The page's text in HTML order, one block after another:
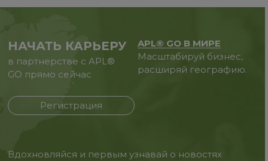
НАЧАТЬ КАРЬЕРУ
в партнерстве с APL®
GO прямо сейчас
Регистрация
APL® GO В МИРЕ
Масштабируй бизнес,
расширяй географию.
Вдохновляйся и первым узнавай о новостях